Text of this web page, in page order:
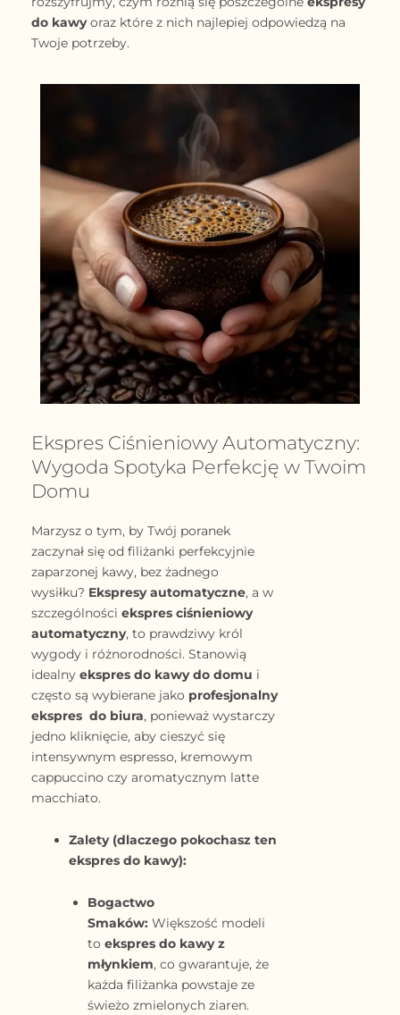
do kawyoraz które z nich najlepiej odpowiedzą na
Twoje potrzeby.
Ekspres Ciśnieniowy Automatyczny:
Wygoda Spotyka Perfekcję w Twoim
Domu
Marzysz o tym, by Twój poranek
zaczynał się od filiżanki perfekcyjnie
zaparzonej kawy, bez żadnego
wysiłku? Ekspresy automatyczne, a w
szczególności ekspres ciśnieniowy
automatyczny, to prawdziwy król
wygody i różnorodności. Stanowią
idealny ekspres do kawy do domu i
często są wybierane jako profesjonalny
ekspres do biura, ponieważ wystarczy
jedno kliknięcie, aby cieszyć się
intensywnym espresso, kremowym
cappuccino czy aromatycznym latte
macchiato.
Zalety (dlaczego pokochasz ten
ekspres do kawy):
Bogactwo
Smaków: Większość modeli
to ekspres do kawy z
młynkiem, co gwarantuje, że
każda filiżanka powstaje ze
świeżo zmielonych ziaren.